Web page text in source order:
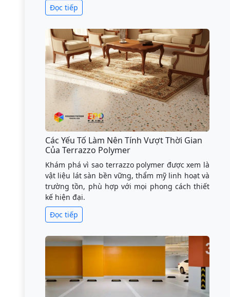
Đọc tiếp
Các Yếu Tố Làm Nên Tính Vượt Thời Gian
Của Terrazzo Polymer
Khám phá vì sao terrazzo polymer được xem là
vật liệu lát sàn bền vững, thẩm mỹ linh hoạt và
trường tồn, phù hợp với mọi phong cách thiết
kế hiện đại.
Đọc tiếp